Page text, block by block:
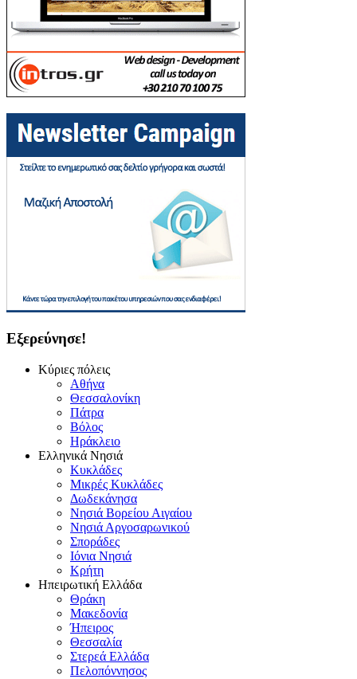
Εξερεύνησε!
Κύριες πόλεις
Αθήνα
Θεσσαλονίκη
Πάτρα
Βόλος
Ηράκλειο
Ελληνικά Νησιά
Κυκλάδες
Μικρές Κυκλάδες
Δωδεκάνησα
Νησιά Βορείου Αιγαίου
Νησιά Αργοσαρωνικού
Σποράδες
Ιόνια Νησιά
Κρήτη
Ηπειρωτική Ελλάδα
Θράκη
Μακεδονία
Ήπειρος
Θεσσαλία
Στερεά Ελλάδα
Πελοπόννησος